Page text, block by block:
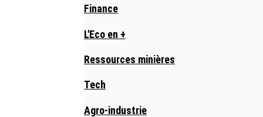
Finance
L'Eco en +
Ressources minières
Tech
Agro-industrie